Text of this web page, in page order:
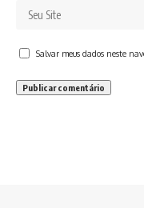
Salvar meus dados neste